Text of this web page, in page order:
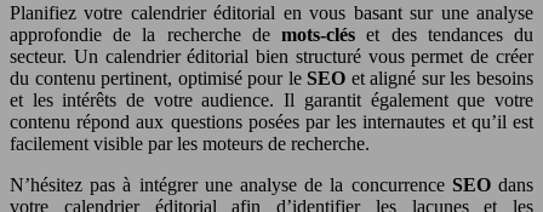
Planifiez votre calendrier éditorial en vous basant sur une analyse
approfondie de la recherche demots-cléset des tendances du
secteur. Un calendrier éditorial bien structuré vous permet de créer
du contenu pertinent, optimisé pour leSEO et aligné sur les besoins
et les intérêts de votre audience. Il garantit également que votre
contenu répond aux questions posées par les internautes et qu’il est
facilement visible par les moteurs de recherche.
N’hésitez pas à intégrer une analyse de la concurrence SEOdans
votre calendrier éditorial afin d’identifier les lacunes et les